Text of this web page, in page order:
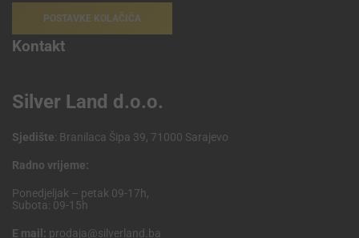
POSTAVKE KOLAČIĆA
Kontakt
Silver Land d.o.o.
Sjedište: Branilaca Šipa 39, 71000 Sarajevo
Radno vrijeme:
Ponedjeljak – petak 09-17h,
Subota: 09-15h
E mail: prodaja@silverland.ba